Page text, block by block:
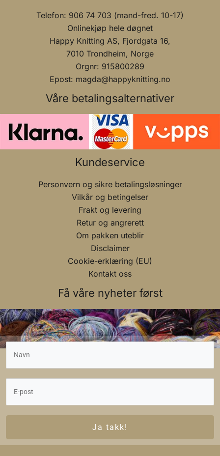
Telefon: 906 74 703 (mand-fred. 10-17)
Onlinekjøp hele døgnet
Happy Knitting AS, Fjordgata 16,
7010 Trondheim, Norge
Orgnr: 915800289
Epost: magda@happyknitting.no
Våre betalingsalternativer
Kundeservice
Personvern og sikre betalingsløsninger
Vilkår og betingelser
Frakt og levering
Retur og angrerett
Om pakken uteblir
Disclaimer
Cookie-erklæring (EU)
Kontakt oss
Få våre nyheter først
Ja takk!